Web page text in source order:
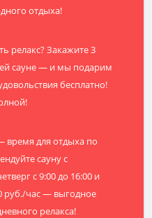
отдыха!
релакс? Закажите 3
сауне — и мы подарим
бесплатно!
время для отдыха по
сауну с
с 9:00 до 16:00 и
руб./час — выгодное
релакса!